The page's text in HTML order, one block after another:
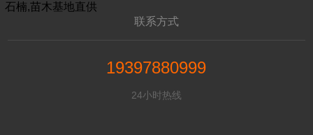
石楠,苗木基地直供
联系方式
19397880999
24小时热线